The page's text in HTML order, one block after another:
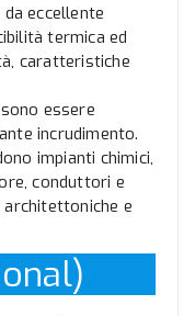
eccellente
termica ed
caratteristiche
essere
incrudimento.
impianti chimici,
conduttori e
e